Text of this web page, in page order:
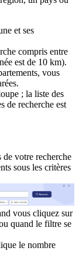
et ses
compris entre
est de 10 km).
vous
; la liste des
de recherche est
votre recherche
sous les critères
vous cliquez sur
quand le filtre se
le nombre